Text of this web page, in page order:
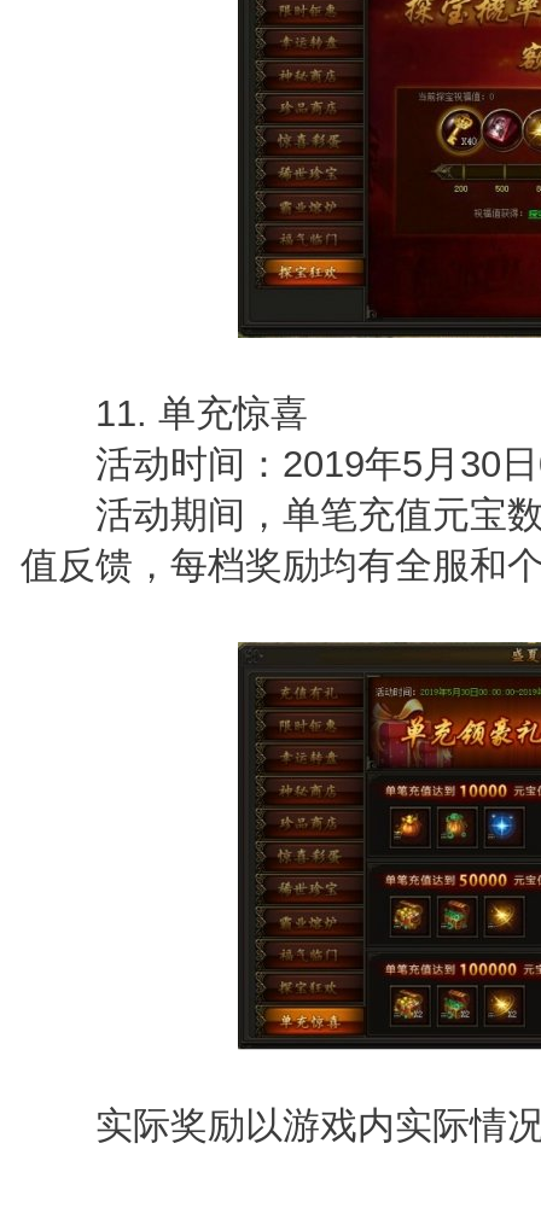
11. 单充惊喜
活动时间：2019年5月30
活动期间，单笔充值元宝数
值反馈，每档奖励均有全服和
实际奖励以游戏内实际情